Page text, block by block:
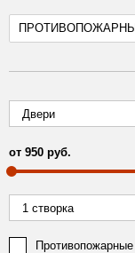
от 950 руб.
Противопожарные